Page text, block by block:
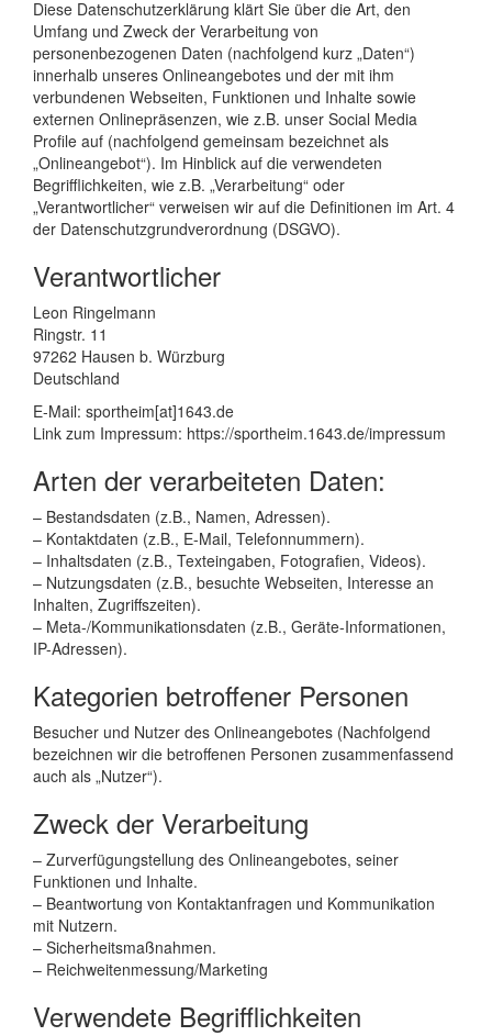
Diese Datenschutzerklärung klärt Sie über die Art, den
Umfang und Zweck der Verarbeitung von
personenbezogenen Daten (nachfolgend kurz „Daten“)
innerhalb unseres Onlineangebotes und der mit ihm
verbundenen Webseiten, Funktionen und Inhalte sowie
externen Onlinepräsenzen, wie z.B. unser Social Media
Profile auf (nachfolgend gemeinsam bezeichnet als
„Onlineangebot“). Im Hinblick auf die verwendeten
Begrifflichkeiten, wie z.B. „Verarbeitung“ oder
„Verantwortlicher“ verweisen wir auf die Definitionen im Art. 4
der Datenschutzgrundverordnung (DSGVO).
Verantwortlicher
Leon Ringelmann
Ringstr. 11
97262 Hausen b. Würzburg
Deutschland
E-Mail: sportheim[at]1643.de
Link zum Impressum: https://sportheim.1643.de/impressum
Arten der verarbeiteten Daten:
– Bestandsdaten (z.B., Namen, Adressen).
– Kontaktdaten (z.B., E-Mail, Telefonnummern).
– Inhaltsdaten (z.B., Texteingaben, Fotografien, Videos).
– Nutzungsdaten (z.B., besuchte Webseiten, Interesse an
Inhalten, Zugriffszeiten).
– Meta-/Kommunikationsdaten (z.B., Geräte-Informationen,
IP-Adressen).
Kategorien betroffener Personen
Besucher und Nutzer des Onlineangebotes (Nachfolgend
bezeichnen wir die betroffenen Personen zusammenfassend
auch als „Nutzer“).
Zweck der Verarbeitung
– Zurverfügungstellung des Onlineangebotes, seiner
Funktionen und Inhalte.
– Beantwortung von Kontaktanfragen und Kommunikation
mit Nutzern.
– Sicherheitsmaßnahmen.
– Reichweitenmessung/Marketing
Verwendete Begrifflichkeiten